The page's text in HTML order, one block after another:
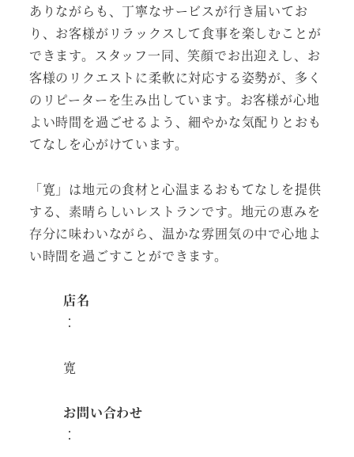
ありながらも、丁寧なサービスが行き届いてお
り、お客様がリラックスして食事を楽しむことが
できます。スタッフ一同、笑顔でお出迎えし、お
客様のリクエストに柔軟に対応する姿勢が、多く
のリピーターを生み出しています。お客様が心地
よい時間を過ごせるよう、細やかな気配りとおも
てなしを心がけています。
「寛」は地元の食材と心温まるおもてなしを提供
する、素晴らしいレストランです。地元の恵みを
存分に味わいながら、温かな雰囲気の中で心地よ
い時間を過ごすことができます。
店名
：
寛
お問い合わせ
：